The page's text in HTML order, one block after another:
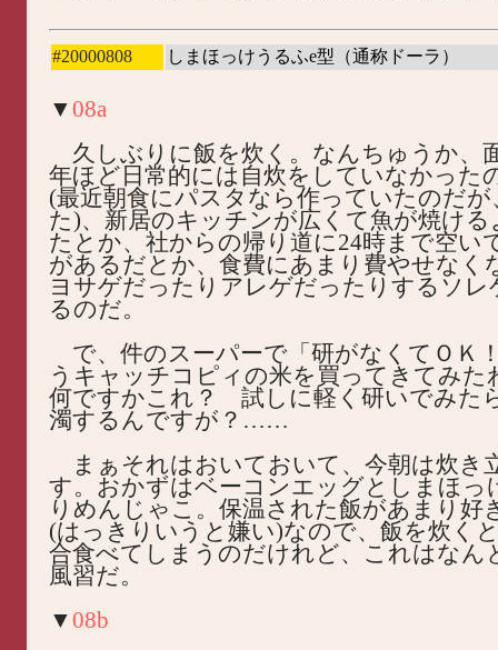
#20000808 しまほっけうるふe型（通称ドーラ）
▼08a
久しぶりに飯を炊く。なんちゅうか、
年ほど日常的には自炊をしていなかった
(最近朝食にパスタなら作っていたのだが
た)、新居のキッチンが広くて魚が焼け
たとか、社からの帰り道に24時まで空い
があるだとか、食費にあまり費やせなく
ヨサゲだったりアレゲだったりするソレ
るのだ。
で、件のスーパーで「研がなくてＯＫ
うキャッチコピィの米を買ってきてみた
何ですかこれ？ 試しに軽く研いでみた
濁するんですが？……
まぁそれはおいておいて、今朝は炊き
す。おかずはベーコンエッグとしまほっ
りめんじゃこ。保温された飯があまり好
(はっきりいうと嫌い)なので、飯を炊く
合食べてしまうのだけれど、これはなん
風習だ。
▼08b